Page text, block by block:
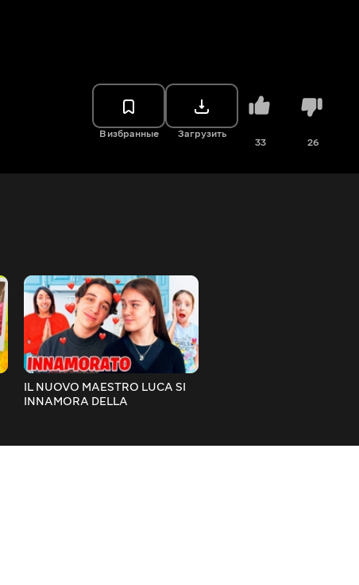
В избранные Загрузить
33 26
IL NUOVO MAESTRO LUCA SI
INNAMORA DELLA
MAMMAGIULIA!